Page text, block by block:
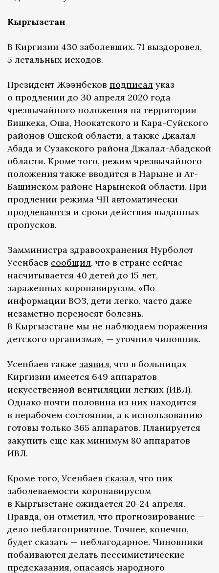
Кыргызстан
В Киргизии 430 заболевших. 71 выздоровел,
5 летальных исходов.
Президент Жээнбеков подписал указ
о продлении до 30 апреля 2020 года
чрезвычайного положения на территории
Бишкека, Оша, Ноокатского и Кара-Суйского
районов Ошской области, а также Джалал-
Абада и Сузакского района Джалал-Абадской
области. Кроме того, режим чрезвычайного
положения также вводится в Нарыне и Ат-
Башинском районе Нарынской области. При
продлении режима ЧП автоматически
продлеваются и сроки действия выданных
пропусков.
Замминистра здравоохранения Нурболот
Усенбаев сообщил, что в стране сейчас
насчитывается 40 детей до 15 лет,
зараженных коронавирусом. «По
информации ВОЗ, дети легко, часто даже
незаметно переносят болезнь.
В Кыргызстане мы не наблюдаем поражения
детского организма», — уточнил чиновник.
Усенбаев также заявил, что в больницах
Киргизии имеется 649 аппаратов
искусственной вентиляции легких (ИВЛ).
Однако почти половина из них находится
в нерабочем состоянии, а к использованию
готовы только 365 аппаратов. Планируется
закупить еще как минимум 80 аппаратов
ИВЛ.
Кроме того, Усенбаев сказал, что пик
заболеваемости коронавирусом
в Кыргызстане ожидается 20-24 апреля.
Правда, он отметил, что прогнозирование —
дело неблагоприятное. Точнее, конечно,
будет сказать — неблагодарное. Чиновники
побаиваются делать пессимистические
предсказания, опасаясь народного